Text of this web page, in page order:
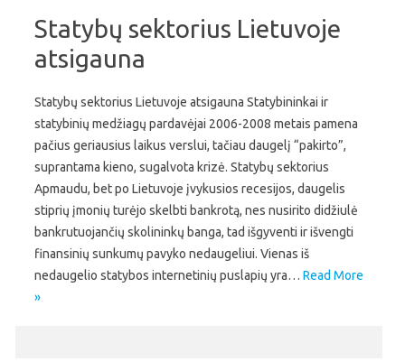
Statybų sektorius Lietuvoje
atsigauna
Statybų sektorius Lietuvoje atsigauna Statybininkai ir
statybinių medžiagų pardavėjai 2006-2008 metais pamena
pačius geriausius laikus verslui, tačiau daugelį “pakirto”,
suprantama kieno, sugalvota krizė. Statybų sektorius
Apmaudu, bet po Lietuvoje įvykusios recesijos, daugelis
stiprių įmonių turėjo skelbti bankrotą, nes nusirito didžiulė
bankrutuojančių skolininkų banga, tad išgyventi ir išvengti
finansinių sunkumų pavyko nedaugeliui. Vienas iš
nedaugelio statybos internetinių puslapių yra… Read More
»